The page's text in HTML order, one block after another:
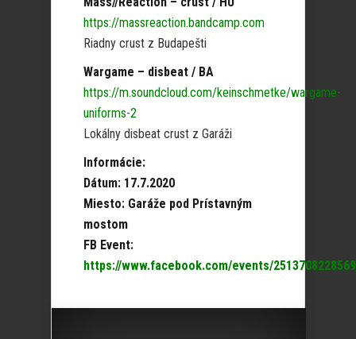
https://massreaction.bandcamp.com
Riadny crust z Budapešti
Wargame – disbeat / BA
https://m.soundcloud.com/keinschmetke/wargame-
uniforms-2
Lokálny disbeat crust z Garáži
Informácie:
Dátum: 17.7.2020
Miesto: Garáže pod Prístavným
mostom
FB Event:
https://www.facebook.com/events/